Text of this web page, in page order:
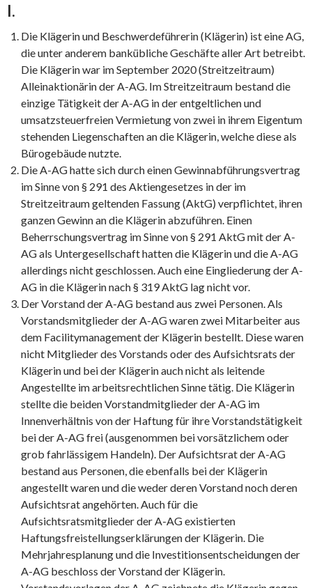
I.
Die Klägerin und Beschwerdeführerin (Klägerin) ist eine AG,
die unter anderem bankübliche Geschäfte aller Art betreibt.
Die Klägerin war im September 2020 (Streitzeitraum)
Alleinaktionärin der A-AG. Im Streitzeitraum bestand die
einzige Tätigkeit der A-AG in der entgeltlichen und
umsatzsteuerfreien Vermietung von zwei in ihrem Eigentum
stehenden Liegenschaften an die Klägerin, welche diese als
Bürogebäude nutzte.
Die A-AG hatte sich durch einen Gewinnabführungsvertrag
im Sinne von § 291 des Aktiengesetzes in der im
Streitzeitraum geltenden Fassung (AktG) verpflichtet, ihren
ganzen Gewinn an die Klägerin abzuführen. Einen
Beherrschungsvertrag im Sinne von § 291 AktG mit der A-
AG als Untergesellschaft hatten die Klägerin und die A-AG
allerdings nicht geschlossen. Auch eine Eingliederung der A-
AG in die Klägerin nach § 319 AktG lag nicht vor.
Der Vorstand der A-AG bestand aus zwei Personen. Als
Vorstandsmitglieder der A-AG waren zwei Mitarbeiter aus
dem Facilitymanagement der Klägerin bestellt. Diese waren
nicht Mitglieder des Vorstands oder des Aufsichtsrats der
Klägerin und bei der Klägerin auch nicht als leitende
Angestellte im arbeitsrechtlichen Sinne tätig. Die Klägerin
stellte die beiden Vorstandmitglieder der A-AG im
Innenverhältnis von der Haftung für ihre Vorstandstätigkeit
bei der A-AG frei (ausgenommen bei vorsätzlichem oder
grob fahrlässigem Handeln). Der Aufsichtsrat der A-AG
bestand aus Personen, die ebenfalls bei der Klägerin
angestellt waren und die weder deren Vorstand noch deren
Aufsichtsrat angehörten. Auch für die
Aufsichtsratsmitglieder der A-AG existierten
Haftungsfreistellungserklärungen der Klägerin. Die
Mehrjahresplanung und die Investitionsentscheidungen der
A-AG beschloss der Vorstand der Klägerin.